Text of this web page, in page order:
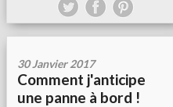
30 Janvier 2017
Comment j'anticipe
une panne à bord !